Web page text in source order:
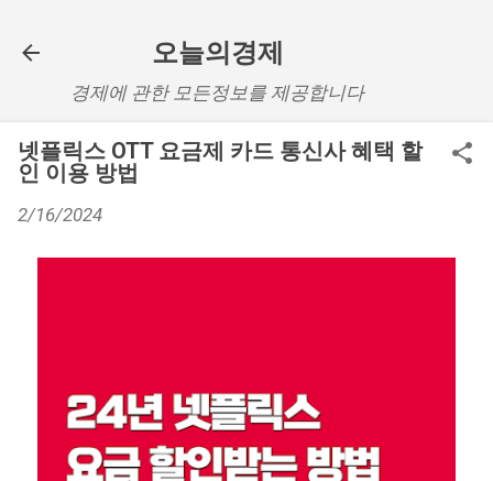
오늘의경제
경제에 관한 모든정보를 제공합니다
넷플릭스 OTT 요금제 카드 통신사 혜택 할
인 이용 방법
2/16/2024